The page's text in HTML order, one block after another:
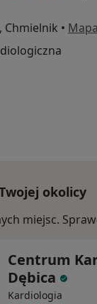
Chmielnik • Mapa
okolicy
miejsc.
Centrum
Dębica
Kardiologia